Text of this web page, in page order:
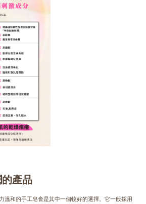
產品
溫和的手工皂會是其中一個較好的選擇。它一般採用